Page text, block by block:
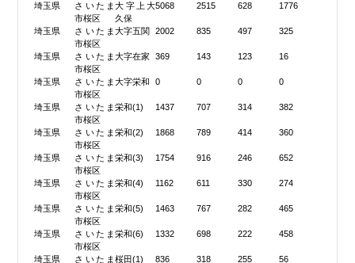
埼玉県
さいたま
市桜区
大字上大
久保
5068 2515 628 1776
埼玉県
さいたま
市桜区
大字五関 2002 835 497 325
埼玉県
さいたま
市桜区
大字在家 369 143 123 16
埼玉県
さいたま
市桜区
大字栄和 0 0 0 0
埼玉県
さいたま
市桜区
栄和(1) 1437 707 314 382
埼玉県
さいたま
市桜区
栄和(2) 1868 789 414 360
埼玉県
さいたま
市桜区
栄和(3) 1754 916 246 652
埼玉県
さいたま
市桜区
栄和(4) 1162 611 330 274
埼玉県
さいたま
市桜区
栄和(5) 1463 767 282 465
埼玉県
さいたま
市桜区
栄和(6) 1332 698 222 458
埼玉県
さいたま桜田(1) 836 318 255 56